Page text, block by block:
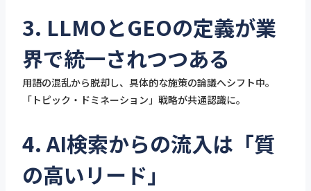
3. LLMOとGEOの定義が業
界で統一されつつある
用語の混乱から脱却し、具体的な施策の論議へシフト中。
「トピック・ドミネーション」戦略が共通認識に。
4. AI検索からの流入は「質
の高いリード」